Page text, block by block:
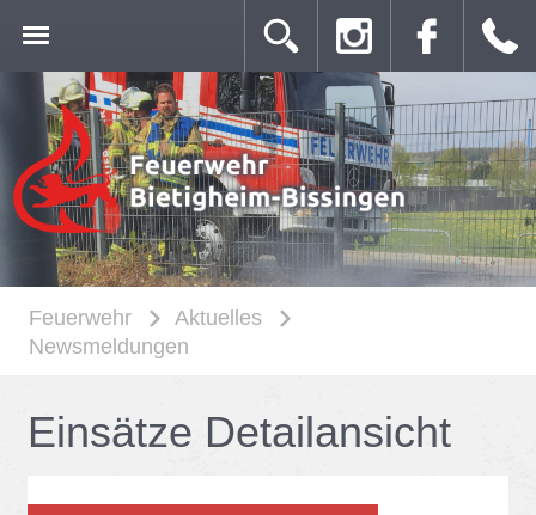
Feuerwehr
Aktuelles
Newsmeldungen
Ein­sät­ze De­tail­an­sicht